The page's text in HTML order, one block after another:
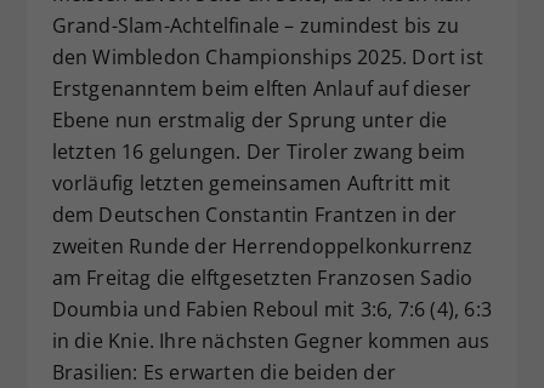
Grand-Slam-Achtelfinale – zumindest bis zu
den Wimbledon Championships 2025. Dort ist
Erstgenanntem beim elften Anlauf auf dieser
Ebene nun erstmalig der Sprung unter die
letzten 16 gelungen. Der Tiroler zwang beim
vorläufig letzten gemeinsamen Auftritt mit
dem Deutschen Constantin Frantzen in der
zweiten Runde der Herrendoppelkonkurrenz
am Freitag die elftgesetzten Franzosen Sadio
Doumbia und Fabien Reboul mit 3:6, 7:6 (4), 6:3
in die Knie. Ihre nächsten Gegner kommen aus
Brasilien: Es erwarten die beiden der
Zweck
Dieser Wert speichert Ihre Consent-
Einstellungen. Unter anderem eine
zufällig generierte ID, für die
historische Speicherung Ihrer
vorgenommen Einstellungen, falls der
Webseiten-Betreiber dies eingestellt
hat.